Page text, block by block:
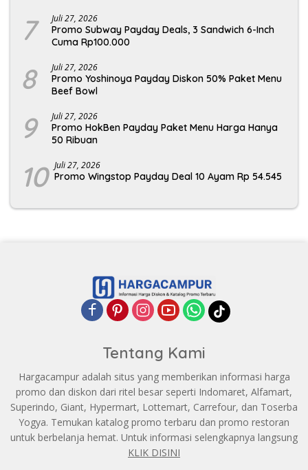
7 Juli 27, 2026
Promo Subway Payday Deals, 3 Sandwich 6-Inch
Cuma Rp100.000
8 Juli 27, 2026
Promo Yoshinoya Payday Diskon 50% Paket Menu
Beef Bowl
9 Juli 27, 2026
Promo HokBen Payday Paket Menu Harga Hanya
50 Ribuan
10 Juli 27, 2026
Promo Wingstop Payday Deal 10 Ayam Rp 54.545
Tentang Kami
Hargacampur adalah situs yang memberikan informasi harga
promo dan diskon dari ritel besar seperti Indomaret, Alfamart,
Superindo, Giant, Hypermart, Lottemart, Carrefour, dan Toserba
Yogya. Temukan katalog promo terbaru dan promo restoran
untuk berbelanja hemat. Untuk informasi selengkapnya langsung
KLIK DISINI